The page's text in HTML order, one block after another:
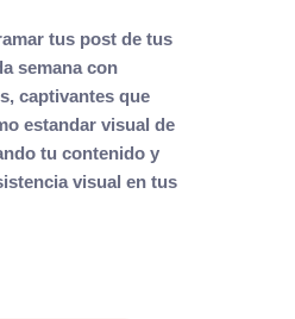
tus post de tus
semana con
captivantes que
estandar visual de
tu contenido y
visual en tus